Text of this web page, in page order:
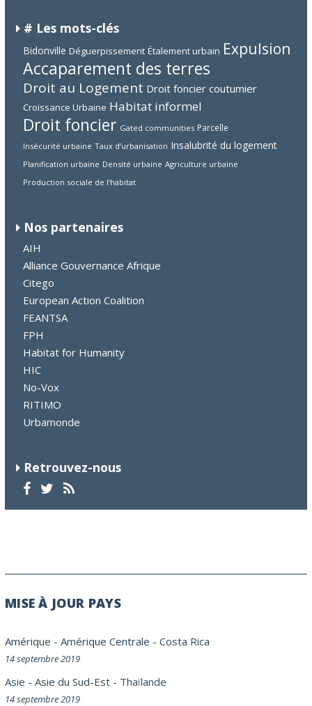
# Les mots-clés
Bidonville Déguerpissement Étalement urbain Expulsion
Accaparement des terres
Droit au Logement Droit foncier coutumier
Croissance Urbaine Habitat informel
Droit foncier Gated communities Parcelle
Insécurité urbaine Taux d’urbanisation Insalubrité du logement
Planification urbaine Densité urbaine Agriculture urbaine
Production sociale de l’habitat
Nos partenaires
AIH
Alliance Gouvernance Afrique
Citego
European Action Coalition
FEANTSA
FPH
Habitat for Humanity
HIC
No-Vox
RITIMO
Urbamonde
Retrouvez-nous
MISE À JOUR PAYS
Amérique - Amérique Centrale - Costa Rica
14 septembre 2019
Asie - Asie du Sud-Est - Thaïlande
14 septembre 2019